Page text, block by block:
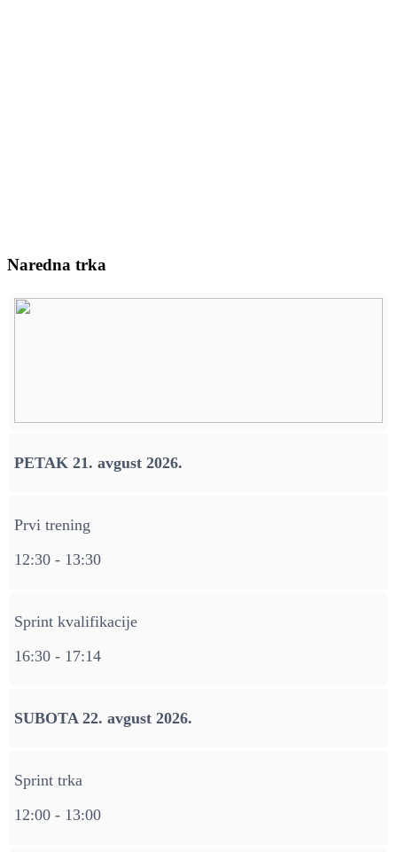
Naredna trka
PETAK 21. avgust 2026.
Prvi trening
12:30 - 13:30
Sprint kvalifikacije
16:30 - 17:14
SUBOTA 22. avgust 2026.
Sprint trka
12:00 - 13:00